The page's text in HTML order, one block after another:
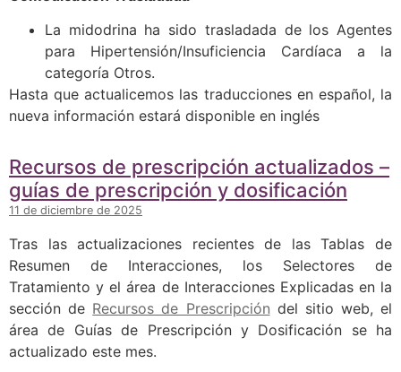
La midodrina ha sido trasladada de los Agentes
para Hipertensión/Insuficiencia Cardíaca a la
categoría Otros.
Hasta que actualicemos las traducciones en español, la
nueva información estará disponible en inglés
Recursos de prescripción actualizados –
guías de prescripción y dosificación
11 de diciembre de 2025
Tras las actualizaciones recientes de las Tablas de
Resumen de Interacciones, los Selectores de
Tratamiento y el área de Interacciones Explicadas en la
sección de Recursos de Prescripción del sitio web, el
área de Guías de Prescripción y Dosificación se ha
actualizado este mes.